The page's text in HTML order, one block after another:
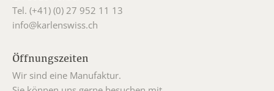
Tel. (+41) (0) 27 952 11 13
info@karlenswiss.ch
Öffnungszeiten
Wir sind eine Manufaktur.